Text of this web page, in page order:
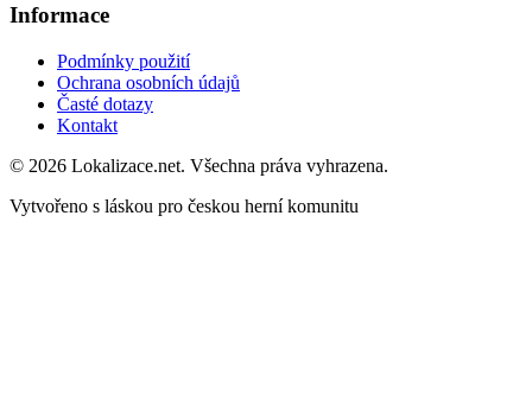
Informace
Podmínky použití
Ochrana osobních údajů
Časté dotazy
Kontakt
© 2026 Lokalizace.net. Všechna práva vyhrazena.
Vytvořeno s láskou pro českou herní komunitu